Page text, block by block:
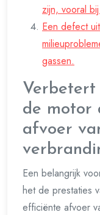
zijn, vooral
Een defect
gassen.
Verbetert
de motor
afvoer
Een belangrijk
het de prestaties
efficiënte afvoer